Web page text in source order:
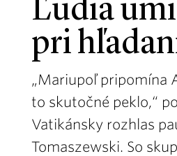
Ľudia
pri
„Mariupoľ pripomína
to skutočné peklo,“
Vatikánsky rozhlas
Tomaszewski. So